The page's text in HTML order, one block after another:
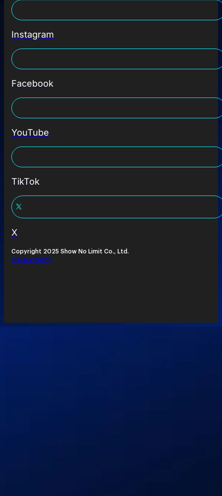
Instagram
Facebook
YouTube
TikTok
X
Copyright 2025 Show No Limit Co., Ltd.
Privacy Policy